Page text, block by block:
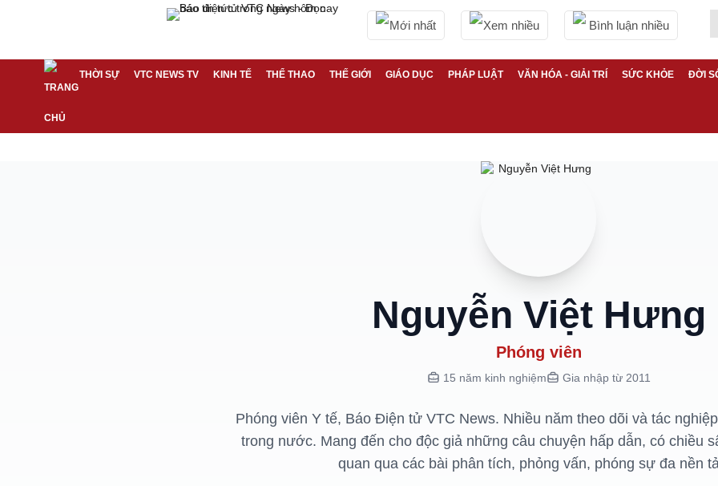
Mới nhất Xem nhiều Bình luận nhiều
THỜI SỰ VTC NEWS TV KINH TẾ THỂ THAO THẾ GIỚI GIÁO DỤC PHÁP LUẬT VĂN HÓA - GIẢI TRÍ SỨC KHỎE ĐỜI
Nguyễn Việt Hưng
Phóng viên
15 năm kinh nghiệm Gia nhập từ 2011
Phóng viên Y tế, Báo Điện tử VTC News. Nhiều năm theo dõi và tác
trong nước. Mang đến cho độc giả những câu chuyện hấp dẫn, có chiều
quan qua các bài phân tích, phỏng vấn, phóng sự đa nền